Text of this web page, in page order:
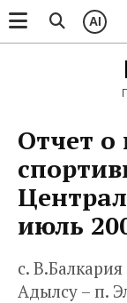
AI
Отчет о
июль
с.
Адылсу – п.